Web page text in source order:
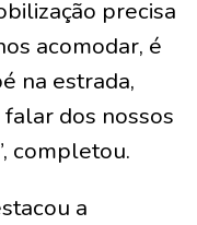
precisa
acomodar, é
na estrada,
dos nossos
completou.
a